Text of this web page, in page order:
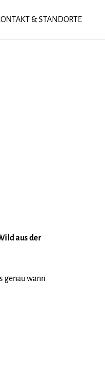
& STANDORTE
aus der
genau wann